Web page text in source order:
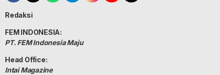
Redaksi
FEM INDONESIA:
PT. FEM Indonesia Maju
Head Office:
Intai Magazine